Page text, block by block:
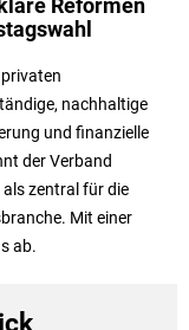
Reformen
nachhaltige
und finanzielle
der Verband
zentral für die
Mit einer
ab.